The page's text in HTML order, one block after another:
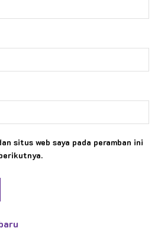
situs web saya pada peramban ini